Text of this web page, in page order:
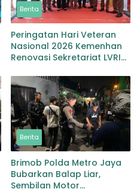
Berita
Peringatan Hari Veteran
Nasional 2026 Kemenhan
Renovasi Sekretariat LVRI
Berita
Brimob Polda Metro Jaya
Bubarkan Balap Liar,
Sembilan Motor